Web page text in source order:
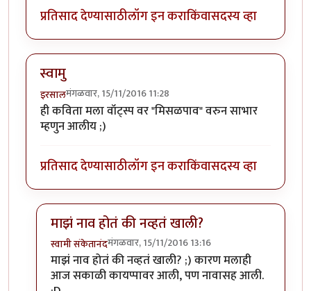
प्रतिसाद देण्यासाठीलॉग इन कराकिंवासदस्य व्हा
स्वामु
इरसालमंगळवार, 15/11/2016 11:28
ही कविता मला वॉट्स्प वर "मिसळपाव" वरुन साभार
म्हणुन आलीय ;)
प्रतिसाद देण्यासाठीलॉग इन कराकिंवासदस्य व्हा
माझं नाव होतं की नव्हतं खाली?
स्वामी संकेतानंदमंगळवार, 15/11/2016 13:16
In reply toस्वामुbyइरसाल
माझं नाव होतं की नव्हतं खाली? ;) कारण मलाही
आज सकाळी कायप्पावर आली, पण नावासह आली.